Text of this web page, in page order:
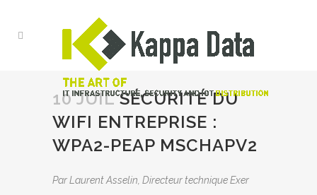
10 JUILSÉCURITÉ DU
WIFI ENTREPRISE :
WPA2-PEAP MSCHAPV2
Par Laurent Asselin, Directeur technique Exer